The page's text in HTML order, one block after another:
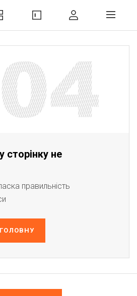
сторінку не
правильність